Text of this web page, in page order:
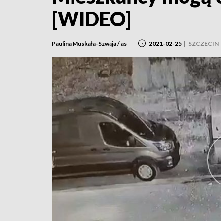
[WIDEO]
Paulina Muskała-Szwaja / as 2021-02-25 | SZCZECIN